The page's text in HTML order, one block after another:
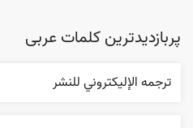
پربازدیدترین کلمات عربی
ترجمه الإليکتروني للنشر